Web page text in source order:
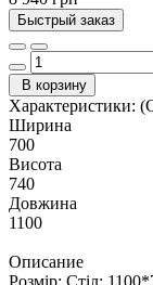
Быстрый заказ
В корзину
Характеристики:
Ширина
700
Висота
740
Довжина
1100
Описание
Розмір: Стіл: